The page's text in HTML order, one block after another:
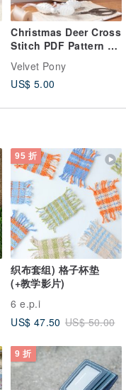
Christmas Deer Cross
Stitch PDF Pattern 十
字繡
Velvet Pony
US$ 5.00
95 折
织布套组) 格子杯垫
(+教学影片)
6 e.p.i
US$ 47.50 US$ 50.00
9 折